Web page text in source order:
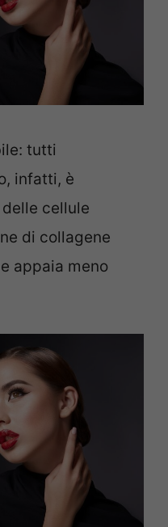
tutti
infatti, è
cellule
di collagene
appaia meno